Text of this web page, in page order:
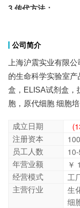
3.传代方法：
2、加入2ml左右
丢弃；
3、加入1ml左右
动培养瓶使之浸润所
4、放入培养箱消化
5、加入3ml含血清
并在液体里反复吹
6、收集细胞悬液离
上清丢弃；
7、加入新鲜培养基
到新培养瓶，补足
公司简介
上海沪震实业有限
的生命科学实验室
盒，ELISA试剂盒，
胞，原代细胞 细胞
成立日期
注册资本
员工人数
年营业额
￥
经营模式
工
主营行业
生
细